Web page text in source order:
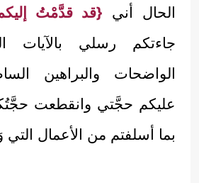
الحال أني {قد قدَّمْتُ
جاءتكم رسلي بالآيات
الواضحات والبراهين
عليكم حجَّتي وانقطعت
بما أسلفتم من الأعمال